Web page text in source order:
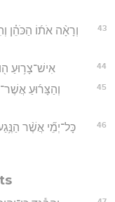
43
וְרָאָ֨ה אֹת֜וֹ הַכֹּהֵ֗ן
44 אִישׁ־צָר֥וּעַ
45
וְהַצָּר֜וּעַ
46
כָּל־יְמֵ֞י אֲשֶׁ֨ר